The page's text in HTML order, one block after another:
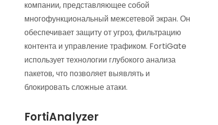
компании, представляющее собой
многофункциональный межсетевой экран. Он
обеспечивает защиту от угроз, фильтрацию
контента и управление трафиком. FortiGate
использует технологии глубокого анализа
пакетов, что позволяет выявлять и
блокировать сложные атаки.
FortiAnalyzer